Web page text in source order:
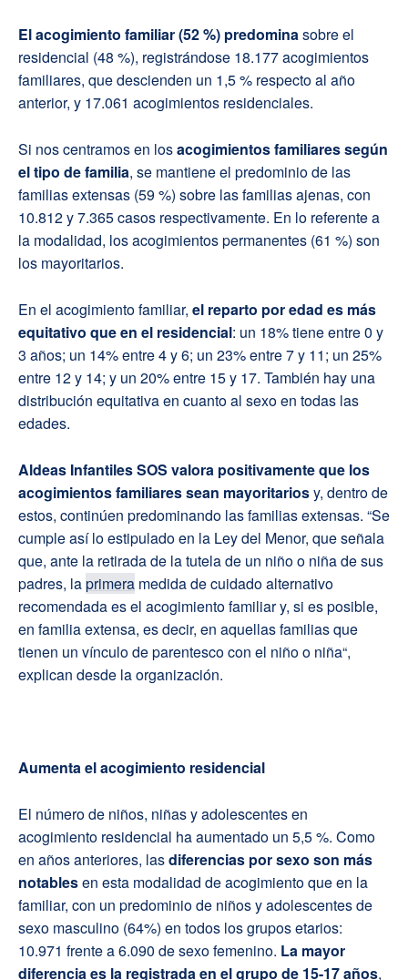
El acogimiento familiar (52 %) predominasobre el
residencial (48 %), registrándose 18.177 acogimientos
familiares, que descienden un 1,5 % respecto al año
anterior, y 17.061 acogimientos residenciales.
Si nos centramos en losacogimientos familiares según
el tipo de familia, se mantiene el predominio de las
familias extensas (59 %) sobre las familias ajenas, con
10.812 y 7.365 casos respectivamente. En lo referente a
la modalidad, los acogimientos permanentes (61 %) son
los mayoritarios.
En el acogimiento familiar, el reparto por edad es más
equitativo que en el residencial: un 18% tiene entre 0 y
3 años; un 14% entre 4 y 6; un 23% entre 7 y 11; un 25%
entre 12 y 14; y un 20% entre 15 y 17. También hay una
distribución equitativa en cuanto al sexo en todas las
edades.
Aldeas Infantiles SOS valora positivamente que los
acogimientos familiares sean mayoritariosy, dentro de
estos, continúen predominando las familias extensas. “Se
cumple así lo estipulado en la Ley del Menor, que señala
que, ante la retirada de la tutela de un niño o niña de sus
padres, laprimera medida de cuidado alternativo
recomendada es el acogimiento familiar y, si es posible,
en familia extensa, es decir, en aquellas familias que
tienen un vínculo de parentesco con el niño o niña“,
explican desde la organización.
Aumenta el acogimiento residencial
El número de niños, niñas y adolescentes en
acogimiento residencial ha aumentado un 5,5 %. Como
en años anteriores, lasdiferencias por sexo son más
notablesen esta modalidad de acogimiento que en la
familiar, con un predominio de niños y adolescentes de
sexo masculino (64%) en todos los grupos etarios:
10.971 frente a 6.090 de sexo femenino. La mayor
diferencia es la registrada en el grupo de 15-17 años,